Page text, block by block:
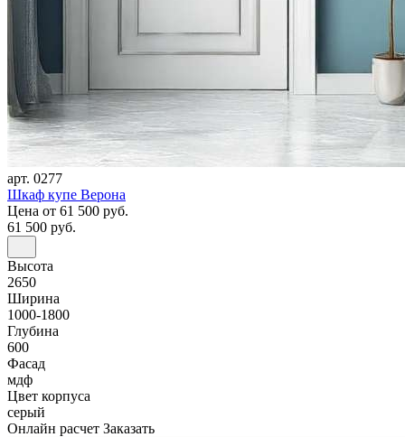
арт. 0277
Шкаф купе Верона
Цена от 61 500 руб.
61 500 руб.
Высота
2650
Ширина
1000-1800
Глубина
600
Фасад
мдф
Цвет корпуса
серый
Онлайн расчет Заказать